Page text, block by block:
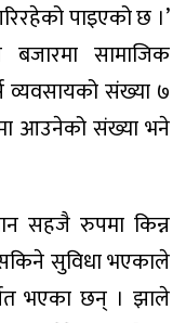
पाइएको छ ।’
बजारमा सामाजिक
व्यवसायको संख्या ७
आउनेको संख्या भने
सहजै रुपमा किन्न
सुविधा भएकाले
भएका छन् । झाले